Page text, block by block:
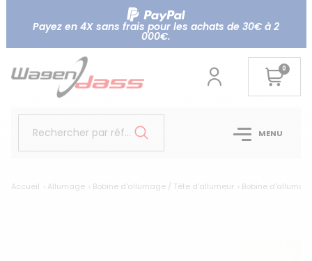
Payez en 4X sans frais pour les achats de 30€ à 2
000€.
0
Rechercher par référence... MENU
Accueil Allumage Bobine d'allumage / Tête d'allumeur Bobine